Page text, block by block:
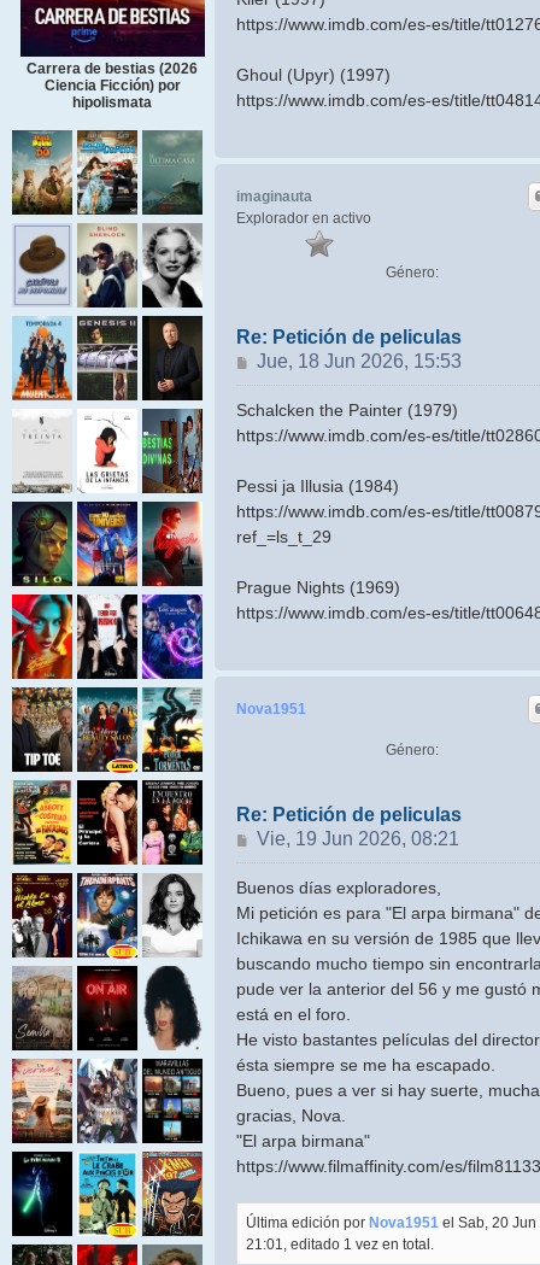
Carrera de bestias (2026
Ciencia Ficción) por
hipolismata
https://www.imdb.com/es-es/title/
Ghoul (Upyr) (1997)
https://www.imdb.com/es-es/title/
imaginauta
Explorador en activo
Género:
Re: Petición de peliculas
Mensaje
Jue, 18 Jun 2026, 15:53
Schalcken the Painter (1979)
https://www.imdb.com/es-es/title/
Pessi ja Illusia (1984)
https://www.imdb.com/es-es/title/
ref_=ls_t_29
Prague Nights (1969)
https://www.imdb.com/es-es/title/
Nova1951
Género:
Re: Petición de peliculas
Mensaje
Vie, 19 Jun 2026, 08:21
Buenos días exploradores,
Mi petición es para "El arpa birmana"
Ichikawa en su versión de 1985 que
buscando mucho tiempo sin
pude ver la anterior del 56 y me gustó
está en el foro.
He visto bastantes películas del
ésta siempre se me ha escapado.
Bueno, pues a ver si hay suerte,
gracias, Nova.
"El arpa birmana"
https://www.filmaffinity.com/es/
Última edición por Nova1951 el Sab, 20 Jun
21:01, editado 1 vez en total.